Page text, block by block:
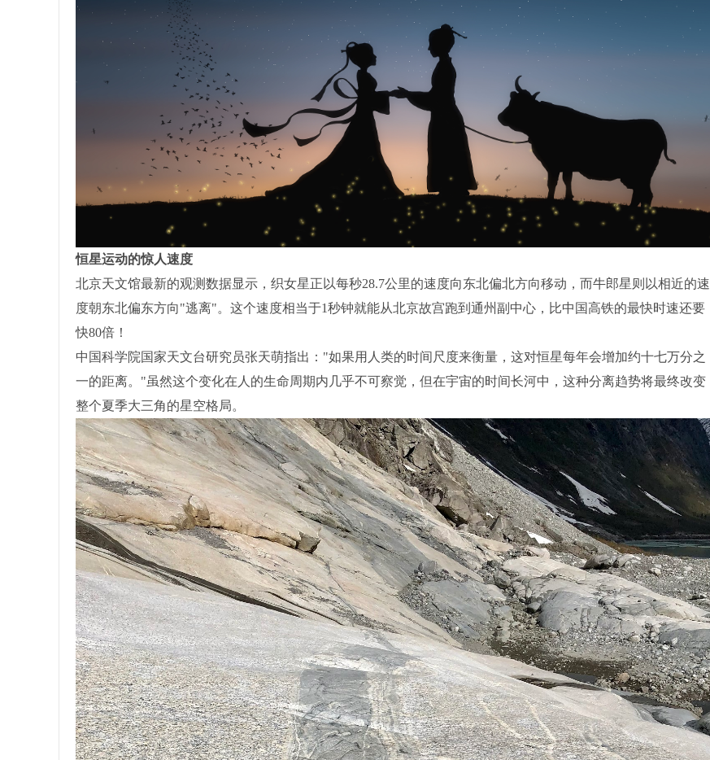
恒星运动的惊人速度
北京天文馆最新的观测数据显示，织女星正以每秒28.7公里的速度向东北偏北方向移动，而牛郎星则以相近的速
度朝东北偏东方向"逃离"。这个速度相当于1秒钟就能从北京故宫跑到通州副中心，比中国高铁的最快时速还要
快80倍！
中国科学院国家天文台研究员张天萌指出："如果用人类的时间尺度来衡量，这对恒星每年会增加约十七万分之
一的距离。"虽然这个变化在人的生命周期内几乎不可察觉，但在宇宙的时间长河中，这种分离趋势将最终改变
整个夏季大三角的星空格局。